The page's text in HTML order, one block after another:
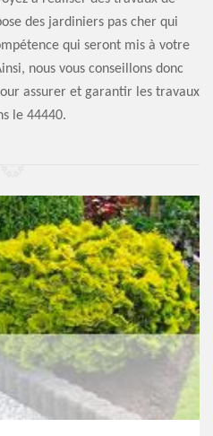
des jardiniers pas cher qui
qui seront mis à votre
nous vous conseillons donc
assurer et garantir les travaux
le 44440.